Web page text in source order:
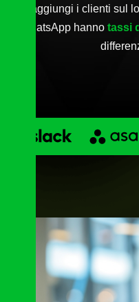
Raggiungi i clienti sul
WhatsApp hannotassi